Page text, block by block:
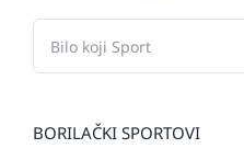
BORILAČKI SPORTOVI